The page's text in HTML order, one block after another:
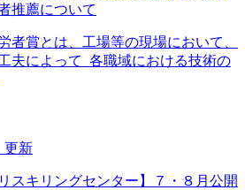
推薦について
者賞とは、工場等の現場において、
夫によって 各職域における技術の
更新
スキリングセンター】７・８月公開